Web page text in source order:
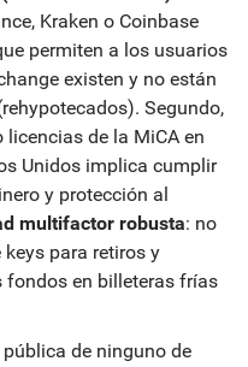
Kraken o Coinbase
permiten a los usuarios
existen y no están
Segundo,
licencias de la MiCA en
Unidos implica cumplir
y protección al
multifactor robusta: no
para retiros y
fondos en billeteras frías
de ninguno de